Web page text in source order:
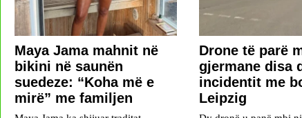
Maya Jama mahnit në
bikini në saunën
suedeze: “Koha më e
mirë” me familjen
Drone të parë
gjermane disa
incidentit me
Leipzig